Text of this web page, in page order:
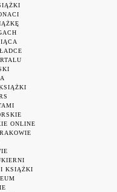
ONLINE
KSIĄŻKI